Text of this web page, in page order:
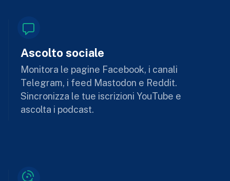
Ascolto sociale
Monitora le pagine Facebook, i canali
Telegram, i feed Mastodon e Reddit.
Sincronizza le tue iscrizioni YouTube e
ascolta i podcast.